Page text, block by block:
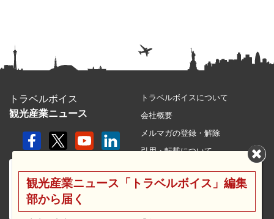
トラベルボイス
観光産業ニュース
トラベルボイスについて
会社概要
メルマガの登録・解除
引用・転載について
利用規約
観光産業ニュース「トラベルボイス」編集
部から届く